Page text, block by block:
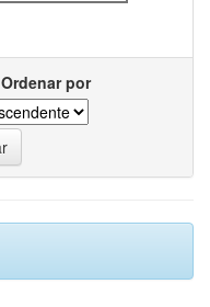
Ordenar por